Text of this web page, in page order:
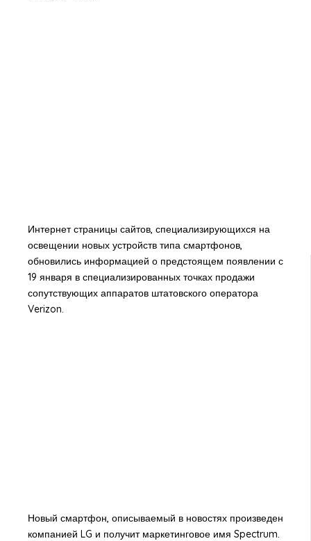
Интернет страницы сайтов, специализирующихся на
освещении новых устройств типа смартфонов,
обновились информацией о предстоящем появлении с
19 января в специализированных точках продажи
сопутствующих аппаратов штатовского оператора
Verizon.
Новый смартфон, описываемый в новостях произведен
компанией LG и получит маркетинговое имя Spectrum.